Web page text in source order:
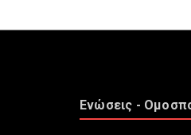
Ενώσεις -